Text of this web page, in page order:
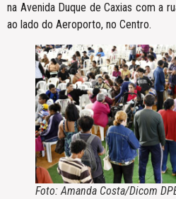
na Avenida Duque de Caxias com a
ao lado do Aeroporto, no Centro.
Foto: Amanda Costa/Dicom